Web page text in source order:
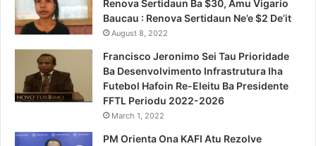
Renova Sertidaun Ba $30, Amu Vigario
Baucau : Renova Sertidaun Ne’e $2 De’it
August 8, 2022
Francisco Jeronimo Sei Tau Prioridade
Ba Desenvolvimento Infrastrutura Iha
Futebol Hafoin Re-Eleitu Ba Presidente
FFTL Periodu 2022-2026
March 1, 2022
PM Orienta Ona KAFI Atu Rezolve